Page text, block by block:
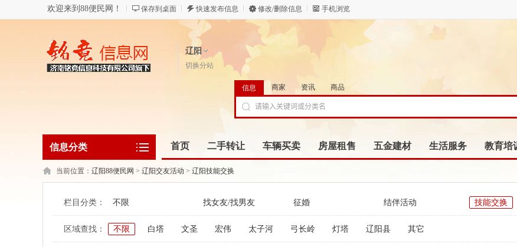
欢迎来到88便民网！ 保存到桌面 快速发布信息 修改/删除信息 手机浏览
辽阳
切换分站
信息 商家 资讯 商品
信息分类 首页 二手转让 车辆买卖 房屋租售 五金建材 生活服务 教育培
当前位置： 辽阳88便民网 > 辽阳交友活动 > 辽阳技能交换
栏目分类： 不限 找女友/找男友 征婚 结伴活动 技能交换
区域查找： 不限 白塔 文圣 宏伟 太子河 弓长岭 灯塔 辽阳县 其它